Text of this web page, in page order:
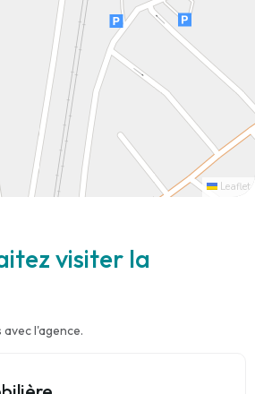
Leaflet
visiter la
l'agence.